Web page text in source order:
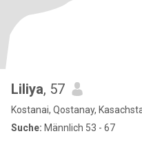
Liliya, 57
Kostanai, Qostanay,
Suche: Männlich 53 - 67